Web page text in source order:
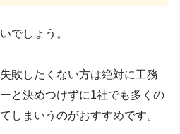
でしょう。
敗したくない方は絶対に工務
と決めつけずに1社でも多くの
しまいうのがおすすめです。